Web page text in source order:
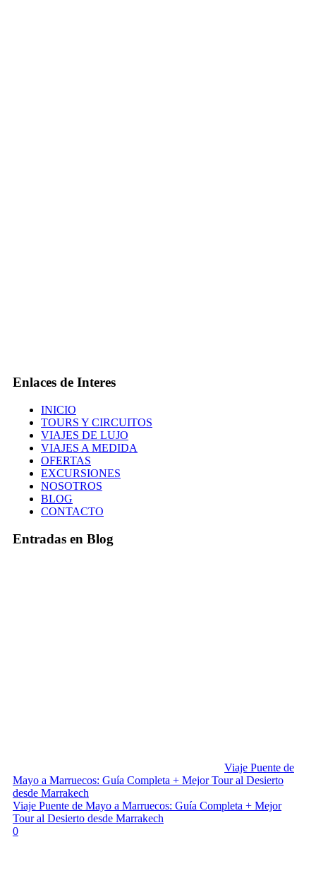
Enlaces de Interes
INICIO
TOURS Y CIRCUITOS
VIAJES DE LUJO
VIAJES A MEDIDA
OFERTAS
EXCURSIONES
NOSOTROS
BLOG
CONTACTO
Entradas en Blog
Viaje Puente de
Mayo a Marruecos: Guía Completa + Mejor Tour al Desierto
desde Marrakech
Viaje Puente de Mayo a Marruecos: Guía Completa + Mejor
Tour al Desierto desde Marrakech
0